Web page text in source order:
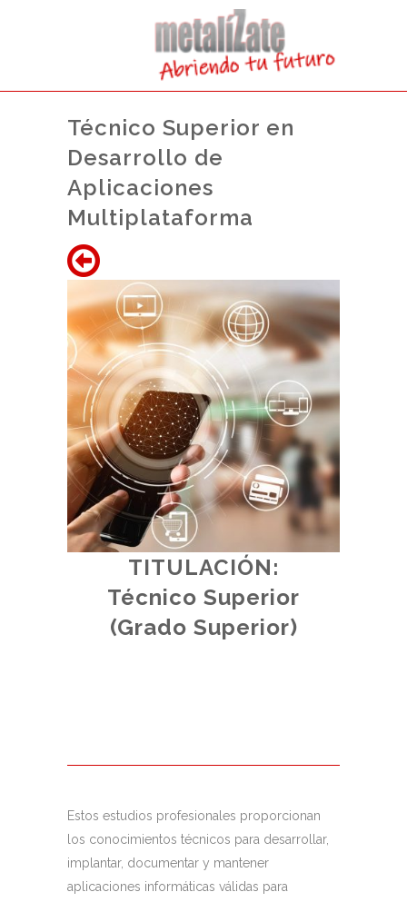
Técnico Superior en
Desarrollo de
Aplicaciones
Multiplataforma
TITULACIÓN:
Técnico Superior
(Grado Superior)
Estos estudios profesionales proporcionan
los conocimientos técnicos para desarrollar,
implantar, documentar y mantener
aplicaciones informáticas válidas para